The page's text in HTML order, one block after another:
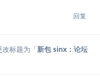
回复
改标题为「新包 sinx：论坛